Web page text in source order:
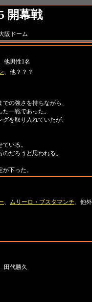
開幕戦
阪ドーム
他男性1名
、他？？？
の強さを持ちながら、
一戦であった。
を取り入れていたが、
いる。
だろうと思われる。
下った。
、 ムリーロ・ブスタマンチ、他
田代勝久